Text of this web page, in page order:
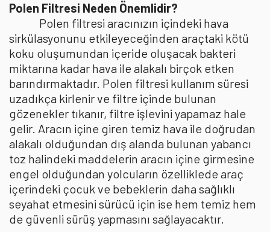
Polen Filtresi Neden Önemlidir?
Polen filtresi aracınızın içindeki hava
sirkülasyonunu etkileyeceğinden araçtaki kötü
koku oluşumundan içeride oluşacak bakteri
miktarına kadar hava ile alakalı birçok etken
barındırmaktadır. Polen filtresi kullanım süresi
uzadıkça kirlenir ve filtre içinde bulunan
gözenekler tıkanır, filtre işlevini yapamaz hale
gelir. Aracın içine giren temiz hava ile doğrudan
alakalı olduğundan dış alanda bulunan yabancı
toz halindeki maddelerin aracın içine girmesine
engel olduğundan yolcuların özelliklede araç
içerindeki çocuk ve bebeklerin daha sağlıklı
seyahat etmesini sürücü için ise hem temiz hem
de güvenli sürüş yapmasını sağlayacaktır.